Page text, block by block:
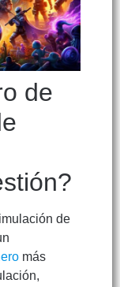
de
de
más